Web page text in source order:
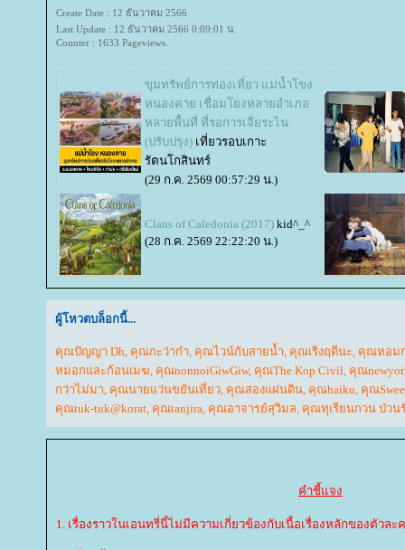
Create Date : 12 ธันวาคม 2566
Last Update : 12 ธันวาคม 2566 0:09:01 น.
Counter : 1633 Pageviews.
ขุมทรัพย์การท่องเที่ยว แม่น้ำโขง
หนองคาย เชื่อมโยงหลายอำเภอ
หลายพื้นที่ ที่รอการเจียระไน
(ปรับปรุง) เที่ยวรอบเกาะ
รัตนโกสินทร์
(29 ก.ค. 2569 00:57:29 น.)
Clans of Caledonia (2017) kid^_^
(28 ก.ค. 2569 22:22:20 น.)
ผู้โหวตบล็อกนี้...
คุณปัญญา Dh คุณกะว่าก๋า คุณไวน์กับสายน้ำ คุณเริงฤดีนะ คุณหอม
หมอกและก้อนเมฆ คุณnonnoiGiwGiw, คุณThe Kop Civil คุณ
กว่าไม่มา คุณนายแว่นขยันเที่ยว คุณสองแผ่นดิน คุณhaiku คุณ
คุณtuk-tuk@korat คุณtanjira คุณอาจารย์สุวิมล คุณทุเรียนกวน ป่วน
คำชี้แจง
1. เรื่องราวในเอนทรี่นี้ไม่มีความเกี่ยวข้องกับเนื้อเรื่องหลักของตัวละ